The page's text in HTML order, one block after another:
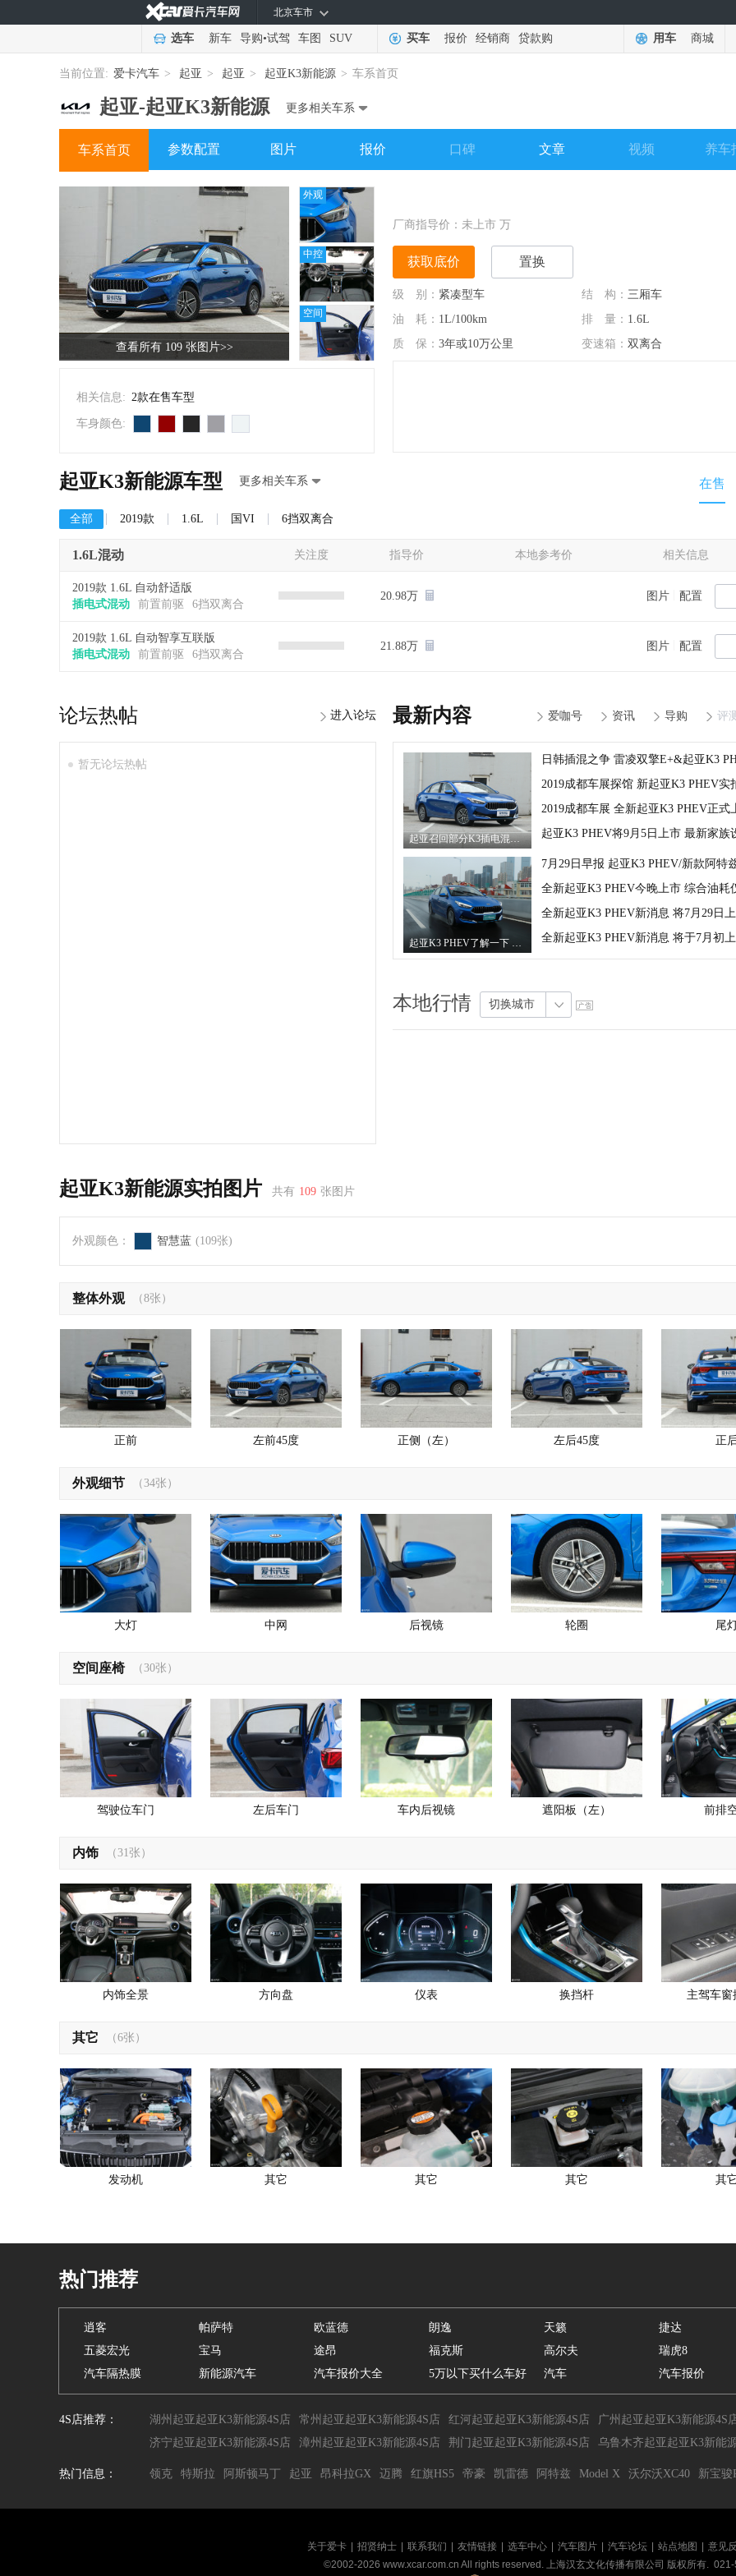
北京车市
选车 新车 导购•试驾 车图 SUV 买车 报价 经销商 贷款购 用车 商城
当前位置: 爱卡汽车 > 起亚 > 起亚 > 起亚K3新能源 > 车系首页
起亚-起亚K3新能源 更多相关车系
车系首页 参数配置 图片 报价 口碑 文章 视频 养车
查看所有 109 张图片>>
外观
中控
空间
相关信息: 2款在售车型
车身颜色:
厂商指导价： 未上市 万
获取底价 置换
级 别： 紧凑型车 结 构： 三厢车
油 耗： 1L/100km 排 量： 1.6L
质 保： 3年或10万公里 变速箱： 双离合
起亚K3新能源车型 更多相关车系 在售
全部 2019款 1.6L 国VI 6挡双离合
1.6L混动 关注度 指导价 本地参考价 相关信息
2019款 1.6L 自动舒适版
插电式混动
前置前驱 6挡双离合
20.98万 图片 配置
2019款 1.6L 自动智享互联版
插电式混动
前置前驱 6挡双离合
21.88万 图片 配置
论坛热帖 进入论坛
暂无论坛热帖
最新内容 评
导购
资讯
爱咖号
起亚召回部分K3插电混动车型 涉及800辆
日韩插混之争 雷凌双擎E+&起亚K3
2019成都车展探馆 新起亚K3 PHEV实
2019成都车展 全新起亚K3 PHEV正式
起亚K3 PHEV将9月5日上市 最新家族
起亚K3 PHEV了解一下 纯电续航80公里
7月29日早报 起亚K3 PHEV/新款阿特
全新起亚K3 PHEV今晚上市 综合油耗
全新起亚K3 PHEV新消息 将7月29日
全新起亚K3 PHEV新消息 将于7月初
本地行情 切换城市
起亚K3新能源实拍图片 共有 109 张图片
外观颜色： 智慧蓝 (109张)
整体外观 （8张）
正前 左前45度 正侧（左） 左后45度 正
外观细节 （34张）
大灯 中网 后视镜 轮圈 尾
空间座椅 （30张）
驾驶位车门 左后车门 车内后视镜 遮阳板（左） 前排
内饰 （31张）
内饰全景 方向盘 仪表 换挡杆 主驾车窗
其它 （6张）
发动机 其它 其它 其它 其
热门推荐
逍客 帕萨特 欧蓝德 朗逸 天籁
捷达
五菱宏光
宝马 途昂 福克斯 高尔夫
瑞虎8
汽车隔热膜
新能源汽车 汽车报价大全 5万以下买什么车好 汽车 汽车报价
4S店推荐： 湖州起亚起亚K3新能源4S店 常州起亚起亚K3新能源4S店 红河起亚起亚K3新能源4S店
广州起亚起亚K3新能源4S
济宁起亚起亚K3新能源4S店
漳州起亚起亚K3新能源4S店 荆门起亚起亚K3新能源4S店 乌鲁木齐起亚起亚K3新能
热门信息： 领克 特斯拉 阿斯顿马丁 起亚 昂科拉GX 迈腾 红旗HS5 帝豪 凯雷德 阿特兹 Model X 沃尔沃XC40 新宝骏
关于爱卡 招贤纳士 联系我们 友情链接 选车中心 汽车图片 汽车论坛 站点地图
意见
©2002-2026 www.xcar.com.cn All rights reserved. 上海汉玄文化传播有限公司 版权所有.